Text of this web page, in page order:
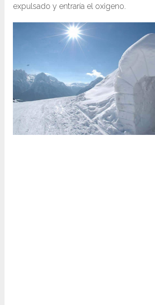
expulsado y entraría el oxigeno.